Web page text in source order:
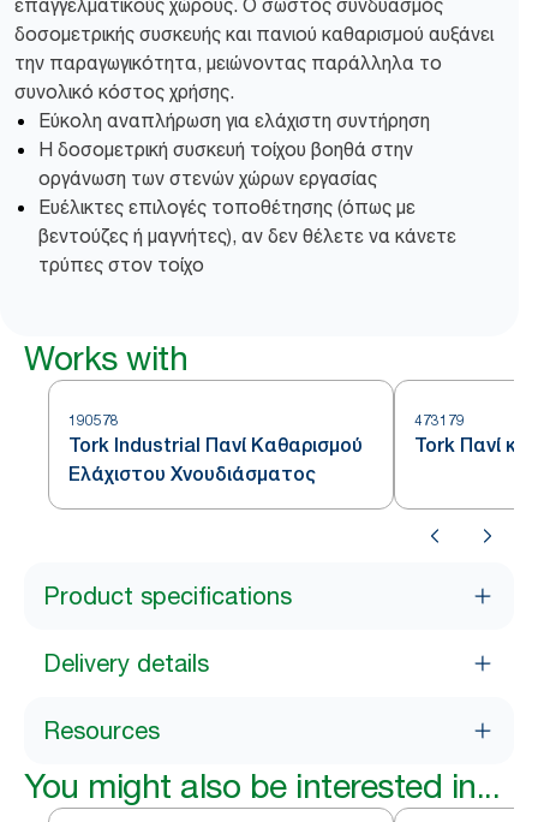
επαγγελματικούς χώρους. Ο σωστός συνδυασμός
δοσομετρικής συσκευής και πανιού καθαρισμού αυξάνει
την παραγωγικότητα, μειώνοντας παράλληλα το
συνολικό κόστος χρήσης.
Εύκολη αναπλήρωση για ελάχιστη συντήρηση
Η δοσομετρική συσκευή τοίχου βοηθά στην
οργάνωση των στενών χώρων εργασίας
Ευέλικτες επιλογές τοποθέτησης (όπως με
βεντούζες ή μαγνήτες), αν δεν θέλετε να κάνετε
τρύπες στον τοίχο
Works with
190578
Tork Industrial Πανί Καθαρισμού
Ελάχιστου Χνουδιάσματος
473179
Tork Πανί
Product specifications
Delivery details
Resources
You might also be interested in...